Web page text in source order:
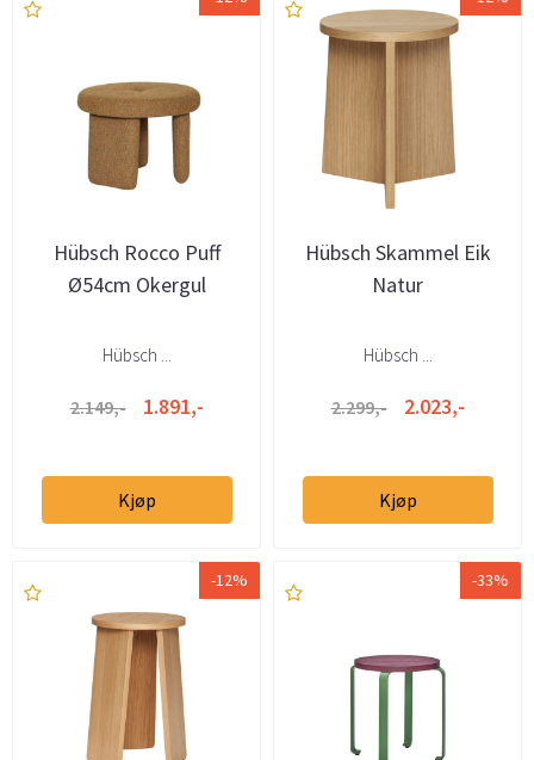
Hübsch Rocco Puff
Ø54cm Okergul
Hübsch ...
2.149,- 1.891,-
Kjøp
Hübsch Skammel Eik
Natur
Hübsch ...
2.299,- 2.023,-
Kjøp
-12% -33%